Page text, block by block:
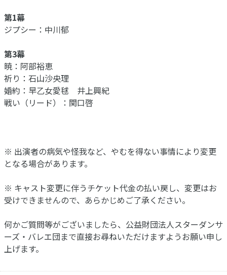
第1幕
ジプシー：中川郁
第3幕
暁：阿部裕恵
祈り：石山沙央理
婚約：早乙女愛毬 井上興紀
戦い（リード）：関口啓
※ 出演者の病気や怪我など、やむを得ない事情により変更
となる場合があります。
※ キャスト変更に伴うチケット代金の払い戻し、変更はお
受けできませんので、あらかじめご了承ください。
何かご質問等がございましたら、公益財団法人スターダンサ
ーズ・バレエ団まで直接お尋ねいただけますようお願い申し
上げます。